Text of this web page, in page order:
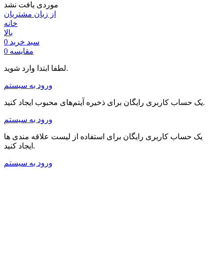
موردی یافت نشد
از زبان مشتریان
خانه
بالا
سبد خرید 0
مقایسه 0
لطفا ابتدا وارد شوید.
ورود به سیستم
یک حساب کاربری رایگان برای ذخیره آیتم‌های محبوب ایجاد کنید.
ورود به سیستم
یک حساب کاربری رایگان برای استفاده از لیست علاقه مندی ها
ایجاد کنید.
ورود به سیستم